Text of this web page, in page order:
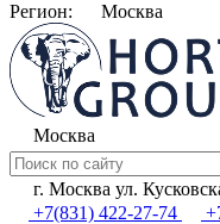
Регион:
Москва
Москва
г. Москва ул.
+7(831) 422-27-74